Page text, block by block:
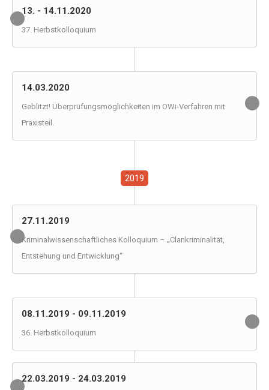
13. - 14.11.2020
37. Herbstkolloquium
14.03.2020
Geblitzt! Überprüfungsmöglichkeiten im OWi-Verfahren mit
Praxisteil.
2019
27.11.2019
Kriminalwissenschaftliches Kolloquium – „Clankriminalität,
Entstehung und Entwicklung“
08.11.2019 - 09.11.2019
36. Herbstkolloquium
22.03.2019 - 24.03.2019